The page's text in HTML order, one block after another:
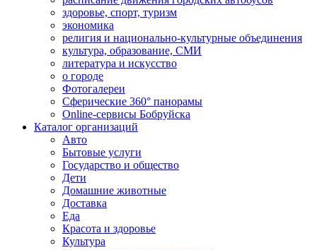
здоровье, спорт, туризм
экономика
религия и национально-культурные объединения
культура, образование, СМИ
литература и искусство
о городе
Фотогалереи
Сферические 360° панорамы
Online-сервисы Бобруйска
Каталог организаций
Авто
Бытовые услуги
Государство и общество
Дети
Домашние животные
Доставка
Еда
Красота и здоровье
Культура